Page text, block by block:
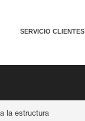
SERVICIO CLIENTES
la estructura